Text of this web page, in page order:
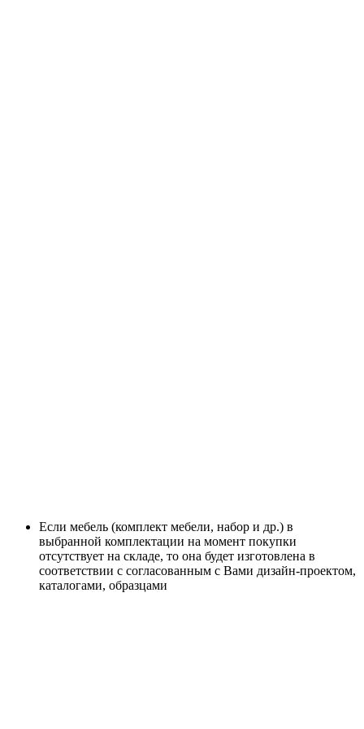
Если мебель (комплект мебели, набор и др.) в
выбранной комплектации на момент покупки
отсутствует на складе, то она будет изготовлена в
соответствии с согласованным с Вами дизайн-проектом,
каталогами, образцами